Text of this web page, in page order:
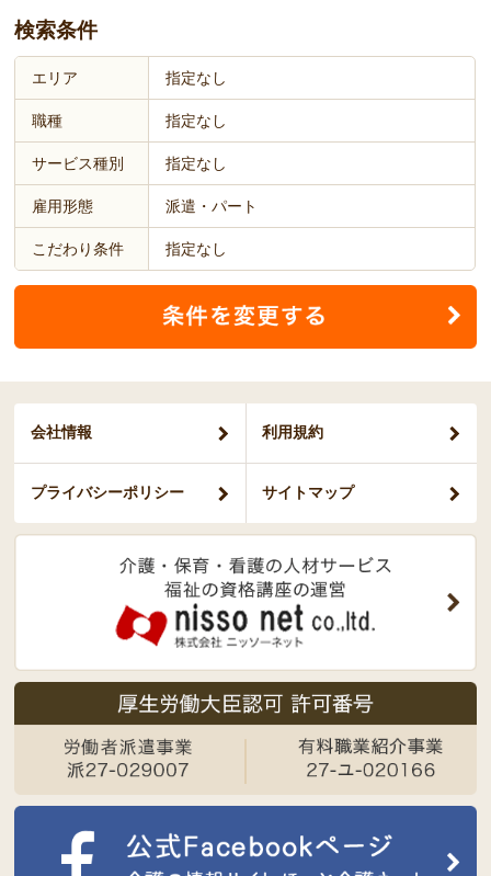
検索条件
エリア 指定なし
職種 指定なし
サービス種別 指定なし
雇用形態 派遣・パート
こだわり条件 指定なし
会社情報 利用規約
プライバシーポリシー サイトマップ